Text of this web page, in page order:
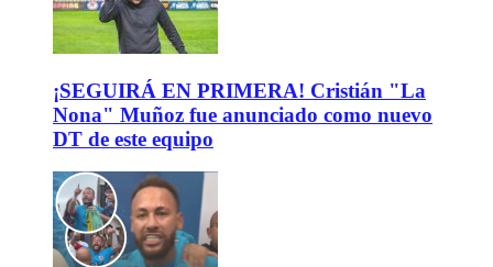
¡SEGUIRÁ EN PRIMERA! Cristián "La
Nona" Muñoz fue anunciado como nuevo
DT de este equipo